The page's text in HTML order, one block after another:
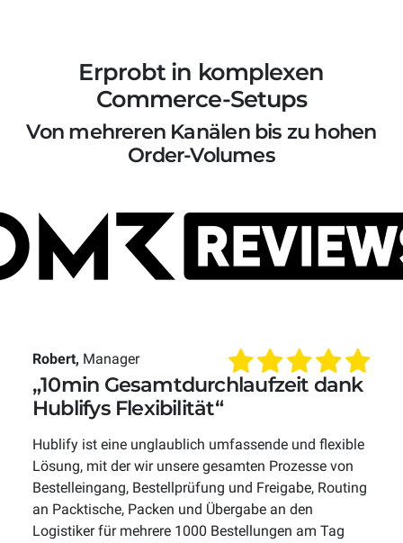
Erprobt in komplexen
Commerce-Setups
Von mehreren Kanälen bis zu hohen
Order-Volumes
Robert, Manager
„10min Gesamtdurchlaufzeit dank
Hublifys Flexibilität“
Hublify ist eine unglaublich umfassende und flexible
Lösung, mit der wir unsere gesamten Prozesse von
Bestelleingang, Bestellprüfung und Freigabe, Routing
an Packtische, Packen und Übergabe an den
Logistiker für mehrere 1000 Bestellungen am Tag